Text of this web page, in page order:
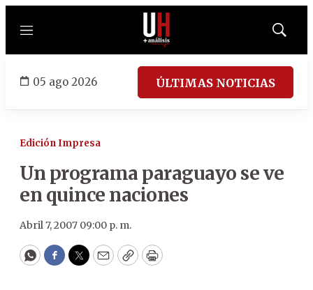
Menú
Mostrar
05 ago 2026 ÚLTIMAS NOTICIAS
Edición Impresa
Un programa paraguayo se ve
en quince naciones
Abril 7, 2007 09:00 p. m.
WhatsApp
Facebook
Twitter
EmailCopyPrint